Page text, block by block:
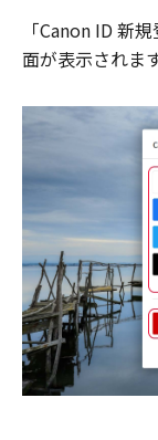
「Canon ID 新
面が表示されます